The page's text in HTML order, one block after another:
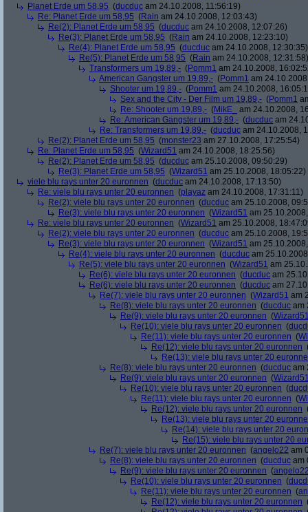
Planet Erde um 58,95 (ducduc am 24.10.2008, 11:56:19)
Re: Planet Erde um 58,95 (Rain am 24.10.2008, 12:03:43)
Re(2): Planet Erde um 58,95 (ducduc am 24.10.2008, 12:07:26)
Re(3): Planet Erde um 58,95 (Rain am 24.10.2008, 12:23:10)
Re(4): Planet Erde um 58,95 (ducduc am 24.10.2008, 12:30:35)
Re(5): Planet Erde um 58,95 (Rain am 24.10.2008, 12:31:58)
Transformers um 19,89,- (Pomm1 am 24.10.2008,
American Gangster um 19,89,- (Pomm1 am
Shooter um 19,89,- (Pomm1 am 24.10.2008,
Sex and the City - Der Film um 19,89,- (Pomm1
Re: Shooter um 19,89,- (MikE_
am 24.10.2008,
Re: American Gangster um 19,89,- (ducduc am
Re: Transformers um 19,89,- (ducduc am 24.10.2008,
Re(2): Planet Erde um 58,95 (monster23 am 27.10.2008, 17:25:54)
Re: Planet Erde um 58,95 (Wizard51 am 24.10.2008, 18:25:56)
Re(2): Planet Erde um 58,95 (ducduc am 25.10.2008, 09:50:29)
Re(3): Planet Erde um 58,95 (Wizard51 am 25.10.2008, 18:05:22)
viele blu rays unter 20 euronnen (ducduc am 24.10.2008, 17:13:50)
Re: viele blu rays unter 20 euronnen (playaz am 24.10.2008, 17:31:11)
Re(2): viele blu rays unter 20 euronnen (ducduc am 25.10.2008,
Re(3): viele blu rays unter 20 euronnen (Wizard51 am
Re: viele blu rays unter 20 euronnen (Wizard51 am 25.10.2008,
Re(2): viele blu rays unter 20 euronnen (ducduc am 25.10.2008,
Re(3): viele blu rays unter 20 euronnen (Wizard51 am
Re(4): viele blu rays unter 20 euronnen (ducduc am
Re(5): viele blu rays unter 20 euronnen (Wizard51 am
Re(6): viele blu rays unter 20 euronnen (ducduc am
Re(6): viele blu rays unter 20 euronnen (ducduc am
Re(7): viele blu rays unter 20 euronnen (Wizard51 am
Re(8): viele blu rays unter 20 euronnen (ducduc am
Re(9): viele blu rays unter 20 euronnen (
Re(10): viele blu rays unter 20 euronnen (
Re(11): viele blu rays unter 20 euronnen (
Re(12): viele blu rays unter 20 euronnen
Re(13): viele blu rays unter 20
Re(8): viele blu rays unter 20 euronnen (ducduc am
Re(9): viele blu rays unter 20 euronnen (
Re(10): viele blu rays unter 20 euronnen (
Re(11): viele blu rays unter 20 euronnen (
Re(12): viele blu rays unter 20 euronnen
Re(13): viele blu rays unter 20
Re(14): viele blu rays unter 20
Re(15): viele blu rays unter 20
Re(7): viele blu rays unter 20 euronnen (angelo22 am
Re(8): viele blu rays unter 20 euronnen (ducduc am
Re(9): viele blu rays unter 20 euronnen (
Re(10): viele blu rays unter 20 euronnen (
Re(11): viele blu rays unter 20 euronnen (
Re(12): viele blu rays unter 20 euronnen